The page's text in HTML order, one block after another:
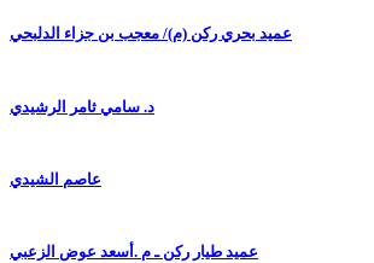
عميد بحري ركن (م)/ معجب بن جزاء الدلبحي
د. سامي ثامر الرشيدي
عاصم الشيدي
عميد طيار ركن ـ م .أسعد عوض الزعبي